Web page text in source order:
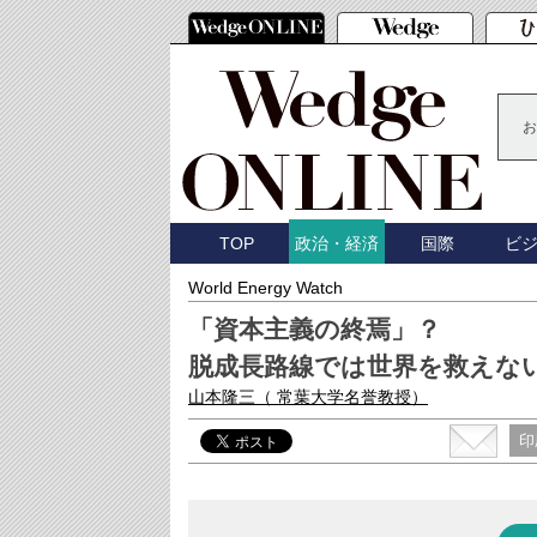
TOP 政治・経済 国際 ビ
World Energy Watch
「資本主義の終焉」？
脱成長路線では世界を救えな
山本隆三 （ 常葉大学名誉教授）